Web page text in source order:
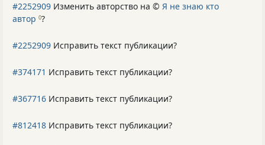
#2252909 Изменить авторство на © Я не знаю кто
автор 0?
#2252909 Исправить текст публикации?
#374171 Исправить текст публикации?
#367716 Исправить текст публикации?
#812418 Исправить текст публикации?